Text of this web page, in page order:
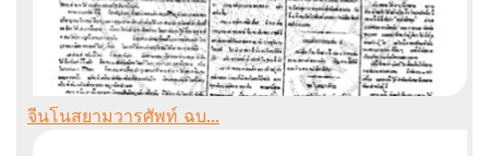
จีนโนสยามวารศัพท์ ฉบ...